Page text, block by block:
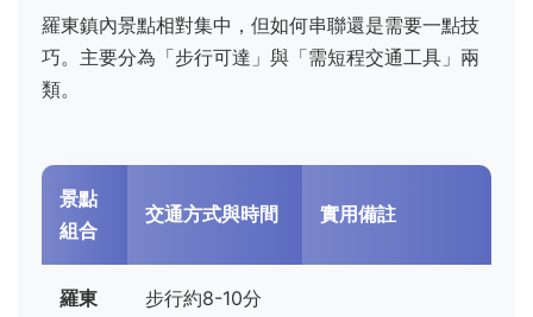
羅東鎮內景點相對集中，但如何串聯還是需要一點技
巧。主要分為「步行可達」與「需短程交通工具」兩
類。
景點
組合
交通方式與時間 實用備註
羅東
步行約8-10分